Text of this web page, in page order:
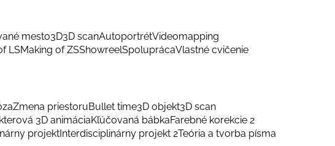
mesto3D3D scanAutoportrétVideomapping
LSMaking of ZSShowreelSpoluprácaVlastné cvičenie
Zmena priestoruBullet time3D objekt3D scan
3D animáciaKľúčovaná bábkaFarebné korekcie 2
projektInterdisciplinárny projekt 2Teória a tvorba písma